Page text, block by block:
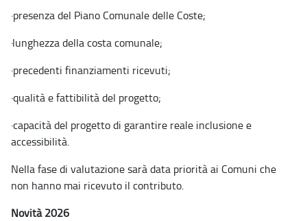
·presenza del Piano Comunale delle Coste;
·lunghezza della costa comunale;
·precedenti finanziamenti ricevuti;
·qualità e fattibilità del progetto;
·capacità del progetto di garantire reale inclusione e
accessibilità.
Nella fase di valutazione sarà data priorità ai Comuni che
non hanno mai ricevuto il contributo.
Novità 2026